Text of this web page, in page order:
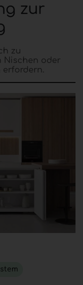
zur
zu
Nischen oder
erfordern.